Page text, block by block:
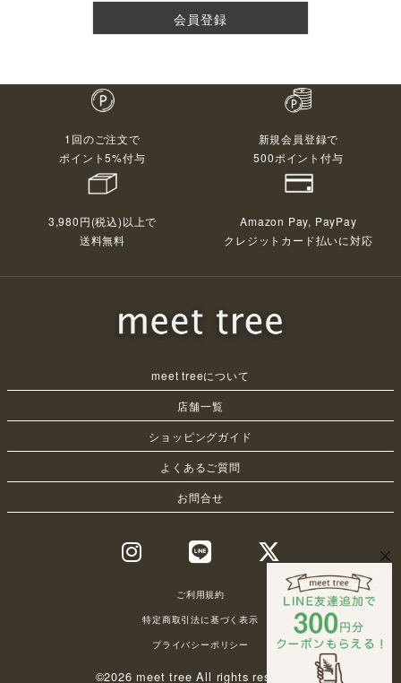
会員登録
1回のご注文で
ポイント5%付与
新規会員登録で
500ポイント付与
3,980円(税込)以上で
送料無料
Amazon Pay, PayPay
クレジットカード払いに対応
meet treeについて
店舗一覧
ショッピングガイド
よくあるご質問
お問合せ
ご利用規約
特定商取引法に基づく表示
プライバシーポリシー
©2026 meet tree All rights reserved.